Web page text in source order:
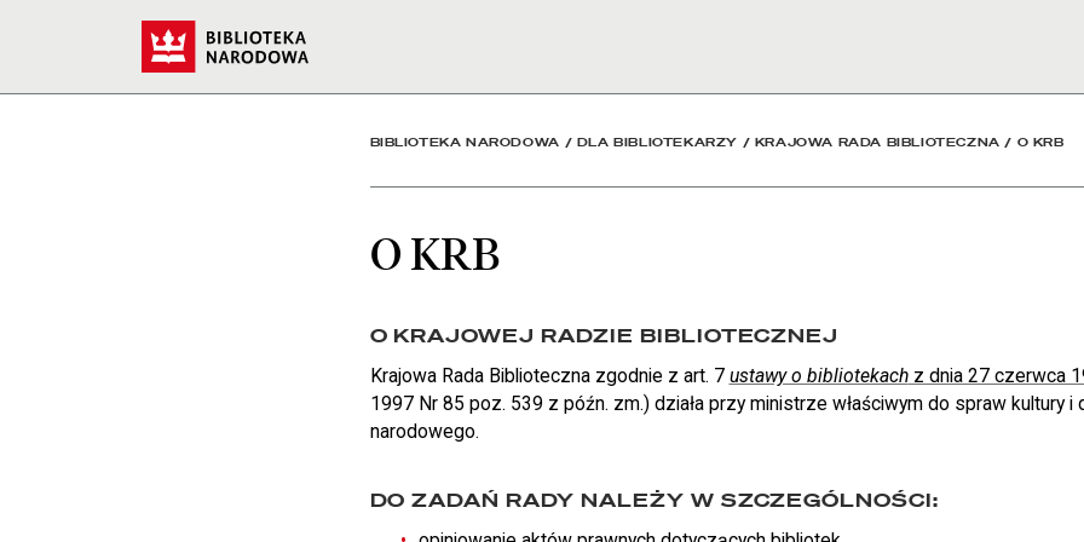
O KRB - Biblioteka Narodowa
BIBLIOTEKA NARODOWA / DLA BIBLIOTEKARZY / KRAJOWA RADA BIBLIOTECZNA / O KRB
O KRB
O KRAJOWEJ RADZIE BIBLIOTECZNEJ
Krajowa Rada Biblioteczna zgodnie z art. 7 ustawy o bibliotekachz dnia 27 czerwca
1997 Nr 85 poz. 539 z późn. zm.) działa przy ministrze właściwym do spraw kultury i
narodowego.
DO ZADAŃ RADY NALEŻY W SZCZEGÓLNOŚCI: